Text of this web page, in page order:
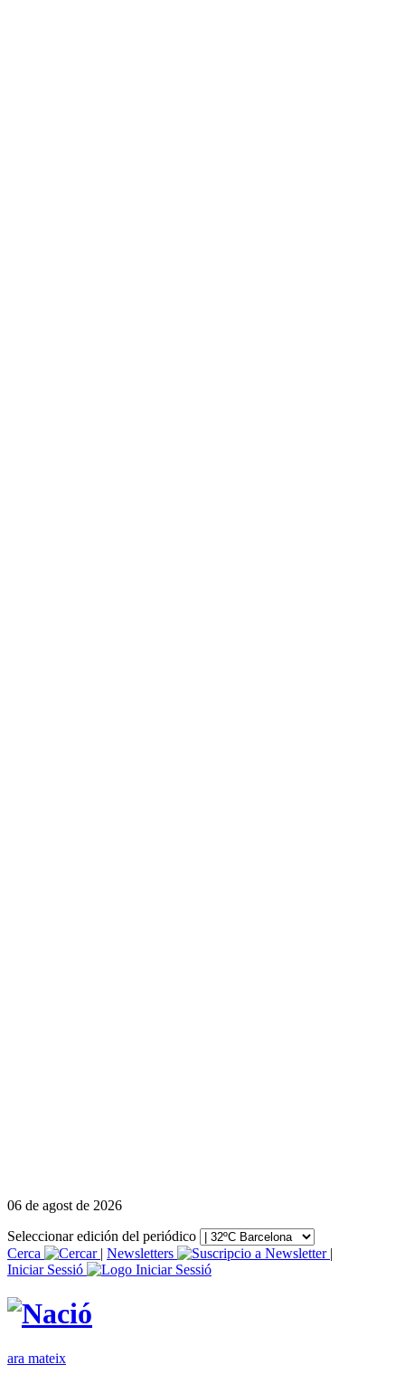
06 de agost de 2026
Seleccionar edición del periódico
Cerca
| Newsletters
|
Iniciar Sessió
ara mateix